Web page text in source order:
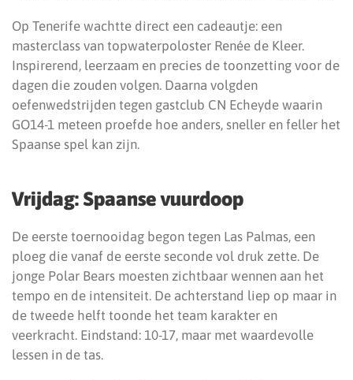
Op Tenerife wachtte direct een cadeautje: een
masterclass van topwaterpoloster Renée de Kleer.
Inspirerend, leerzaam en precies de toonzetting voor de
dagen die zouden volgen. Daarna volgden
oefenwedstrijden tegen gastclub CN Echeyde waarin
GO14-1 meteen proefde hoe anders, sneller en feller het
Spaanse spel kan zijn.
Vrijdag: Spaanse vuurdoop
De eerste toernooidag begon tegen Las Palmas, een
ploeg die vanaf de eerste seconde vol druk zette. De
jonge Polar Bears moesten zichtbaar wennen aan het
tempo en de intensiteit. De achterstand liep op maar in
de tweede helft toonde het team karakter en
veerkracht. Eindstand: 10-17, maar met waardevolle
lessen in de tas.